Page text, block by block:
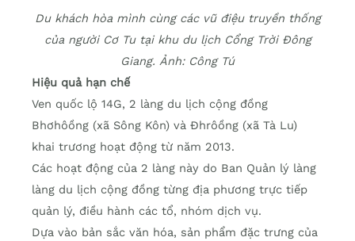
Du khách hòa mình cùng các vũ điệu truyền thống
của người Cơ Tu tại khu du lịch Cổng Trời Đông
Giang. Ảnh: Công Tú
Hiệu quả hạn chế
Ven quốc lộ 14G, 2 làng du lịch cộng đồng
Bhơhôồng (xã Sông Kôn) và Đhrôồng (xã Tà Lu)
khai trương hoạt động từ năm 2013.
Các hoạt động của 2 làng này do Ban Quản lý làng
làng du lịch cộng đồng từng địa phương trực tiếp
quản lý, điều hành các tổ, nhóm dịch vụ.
Dựa vào bản sắc văn hóa, sản phẩm đặc trưng của